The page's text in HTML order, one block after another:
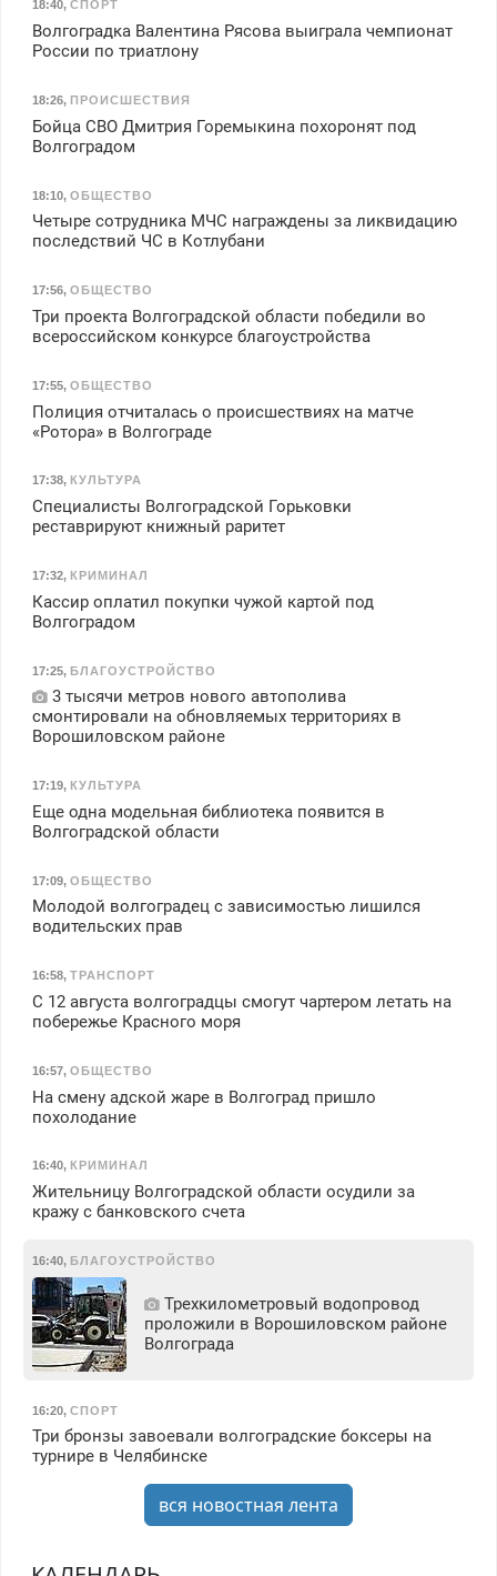
18:40, СПОРТ
Волгоградка Валентина Рясова выиграла чемпионат
России по триатлону
18:26, ПРОИСШЕСТВИЯ
Бойца СВО Дмитрия Горемыкина похоронят под
Волгоградом
18:10, ОБЩЕСТВО
Четыре сотрудника МЧС награждены за ликвидацию
последствий ЧС в Котлубани
17:56, ОБЩЕСТВО
Три проекта Волгоградской области победили во
всероссийском конкурсе благоустройства
17:55, ОБЩЕСТВО
Полиция отчиталась о происшествиях на матче
«Ротора» в Волгограде
17:38, КУЛЬТУРА
Специалисты Волгоградской Горьковки
реставрируют книжный раритет
17:32, КРИМИНАЛ
Кассир оплатил покупки чужой картой под
Волгоградом
17:25, БЛАГОУСТРОЙСТВО
3 тысячи метров нового автополива
смонтировали на обновляемых территориях в
Ворошиловском районе
17:19, КУЛЬТУРА
Еще одна модельная библиотека появится в
Волгоградской области
17:09, ОБЩЕСТВО
Молодой волгоградец с зависимостью лишился
водительских прав
16:58, ТРАНСПОРТ
С 12 августа волгоградцы смогут чартером летать на
побережье Красного моря
16:57, ОБЩЕСТВО
На смену адской жаре в Волгоград пришло
похолодание
16:40, КРИМИНАЛ
Жительницу Волгоградской области осудили за
кражу с банковского счета
16:40, БЛАГОУСТРОЙСТВО
Трехкилометровый водопровод
проложили в Ворошиловском районе
Волгограда
16:20, СПОРТ
Три бронзы завоевали волгоградские боксеры на
турнире в Челябинске
вся новостная лента